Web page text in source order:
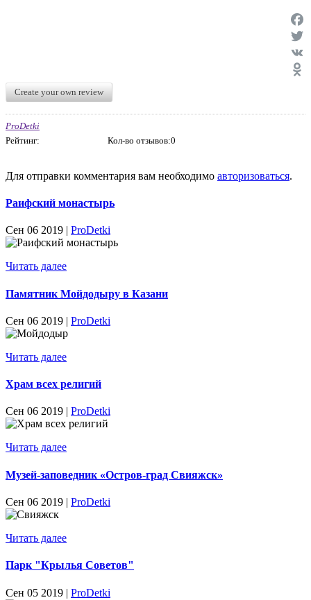
VK
Create your own review
ProDetki
Рейтинг:
Кол-во отзывов:0
Для отправки комментария вам необходимо авторизоваться.
Раифский монастырь
Сен 06 2019 | ProDetki
Читать далее
Памятник Мойдодыру в Казани
Сен 06 2019 | ProDetki
Читать далее
Храм всех религий
Сен 06 2019 | ProDetki
Читать далее
Музей-заповедник «Остров-град Свияжск»
Сен 06 2019 | ProDetki
Читать далее
Парк "Крылья Советов"
Сен 05 2019 | ProDetki